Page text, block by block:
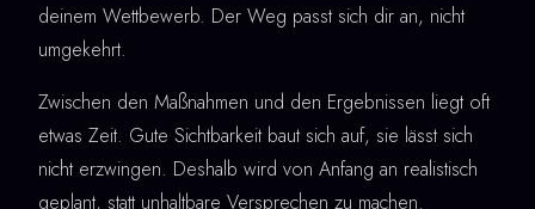
deinem Wettbewerb. Der Weg passt sich dir an, nicht
umgekehrt.
Zwischen den Maßnahmen und den Ergebnissen liegt oft
etwas Zeit. Gute Sichtbarkeit baut sich auf, sie lässt sich
nicht erzwingen. Deshalb wird von Anfang an realistisch
geplant, statt unhaltbare Versprechen zu machen.